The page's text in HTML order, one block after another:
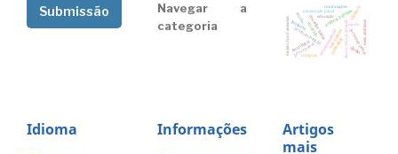
Submissão
Navegar a
categoria
abuso sexual infantil
rede intersetorial
conselho tutelarpolíticas públicas
proteção integral processo penal
prova penal
direitos fundamentais
persecução penal
moda
fast-fashion meio ambiente
marketing direito
tecnologia
eficiência
currículo
território
compras
contratações
educação
escolas
Idioma Informações
Artigos
mais